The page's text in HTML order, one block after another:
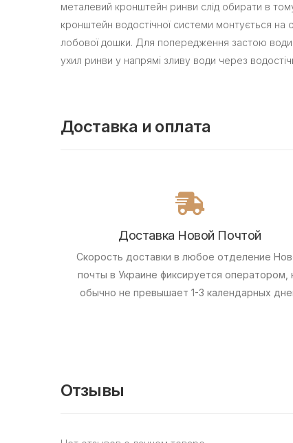
металевий кронштейн ринви слід обирати в
кронштейн водостічної системи монтується
лобової дошки. Для попередження застою води
ухил ринви у напрямі зливу води через
Доставка и оплата
Доставка Новой Почтой
Скорость доставки в любое отделение
почты в Украине фиксируется оператором,
обычно не превышает 1-3 календарных
Отзывы